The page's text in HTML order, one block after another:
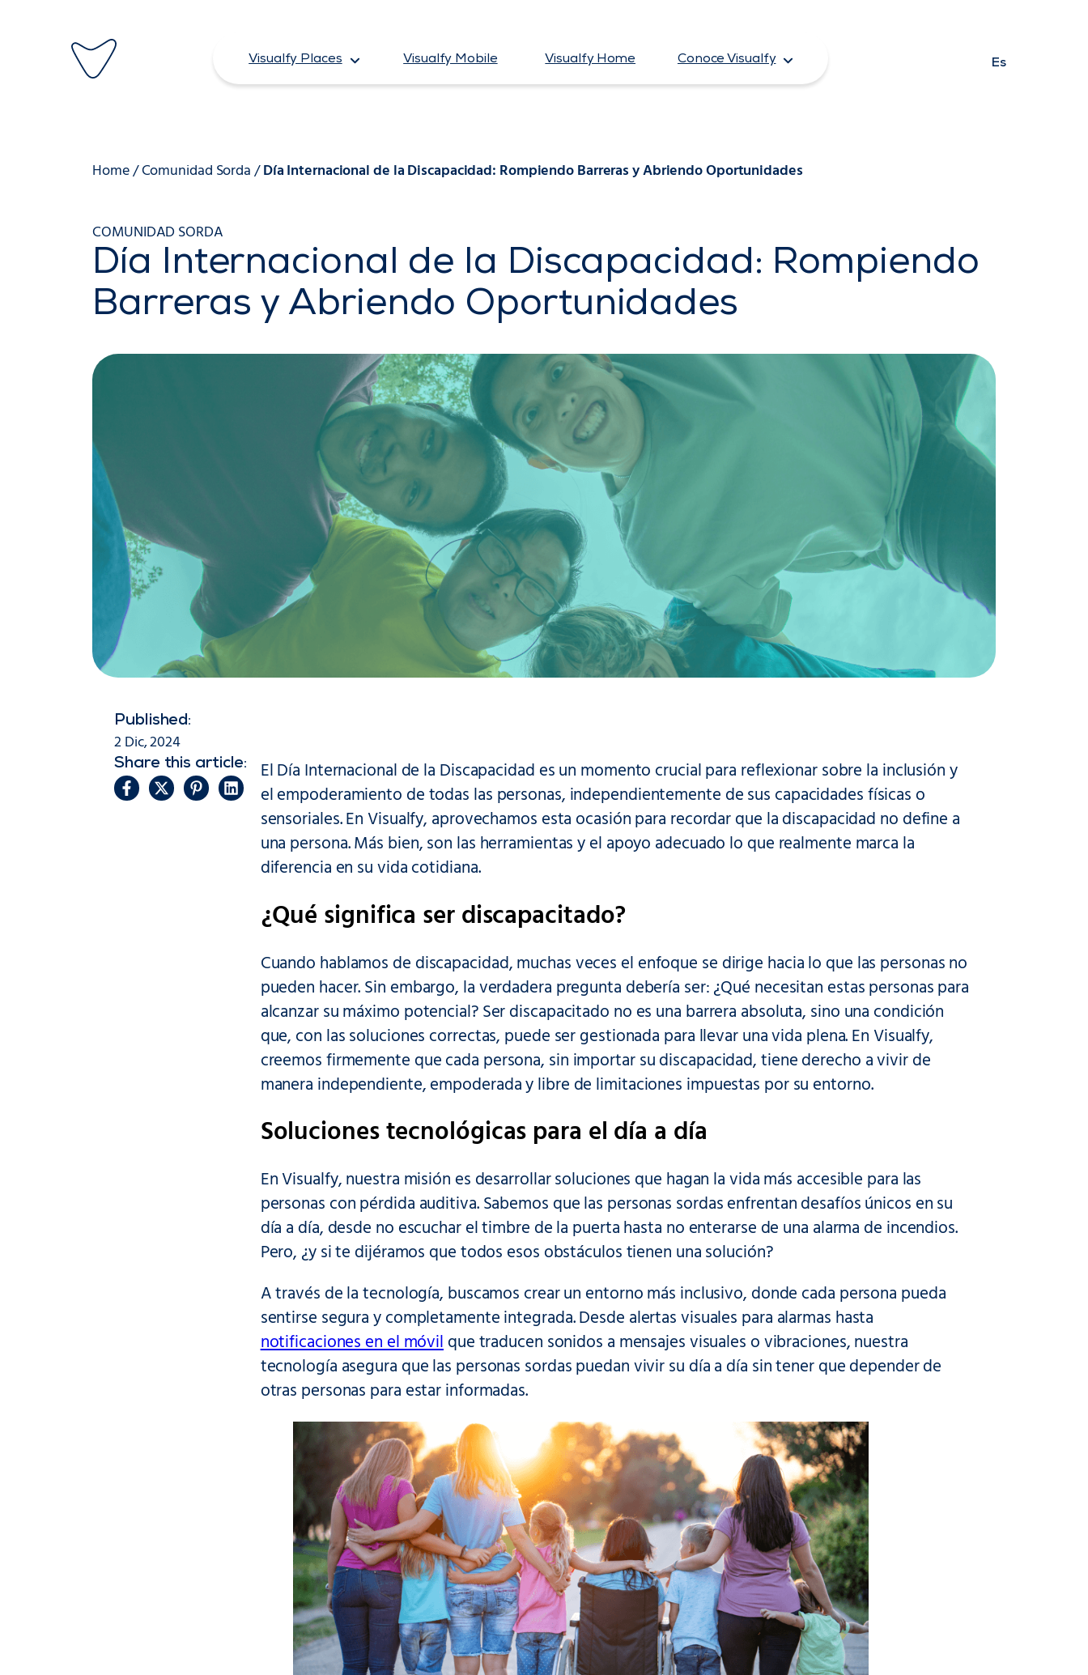
contenido
Visualfy Places Visualfy Mobile Visualfy Home Conoce Visualfy Es
Home/Comunidad Sorda/Día Internacional de la Discapacidad: Rompiendo Barreras y Abriendo Oportunidades
COMUNIDAD SORDA
Día Internacional de la Discapacidad: Rompiendo
Barreras y Abriendo Oportunidades
Published:
2 Dic, 2024
Share this article:
El Día Internacional de la Discapacidad es un momento crucial para reflexionar sobre la inclusión y
el empoderamiento de todas las personas, independientemente de sus capacidades físicas o
sensoriales. En Visualfy, aprovechamos esta ocasión para recordar que la discapacidad no define a
una persona. Más bien, son las herramientas y el apoyo adecuado lo que realmente marca la
diferencia en su vida cotidiana.
¿Qué significa ser discapacitado?
Cuando hablamos de discapacidad, muchas veces el enfoque se dirige hacia lo que las personas no
pueden hacer. Sin embargo, la verdadera pregunta debería ser: ¿Qué necesitan estas personas para
alcanzar su máximo potencial? Ser discapacitado no es una barrera absoluta, sino una condición
que, con las soluciones correctas, puede ser gestionada para llevar una vida plena. En Visualfy,
creemos firmemente que cada persona, sin importar su discapacidad, tiene derecho a vivir de
manera independiente, empoderada y libre de limitaciones impuestas por su entorno.
Soluciones tecnológicas para el día a día
En Visualfy, nuestra misión es desarrollar soluciones que hagan la vida más accesible para las
personas con pérdida auditiva. Sabemos que las personas sordas enfrentan desafíos únicos en su
día a día, desde no escuchar el timbre de la puerta hasta no enterarse de una alarma de incendios.
Pero, ¿y si te dijéramos que todos esos obstáculos tienen una solución?
A través de la tecnología, buscamos crear un entorno más inclusivo, donde cada persona pueda
sentirse segura y completamente integrada. Desde alertas visuales para alarmas hasta
notificaciones en el móvilque traducen sonidos a mensajes visuales o vibraciones, nuestra
tecnología asegura que las personas sordas puedan vivir su día a día sin tener que depender de
otras personas para estar informadas.